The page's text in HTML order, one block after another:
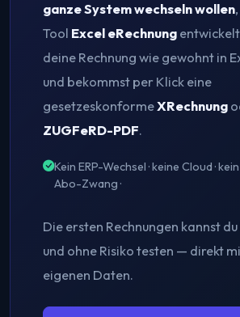
ganze System wechseln wollen
Tool Excel eRechnung
deine Rechnung wie gewohnt in
und bekommst per Klick eine
gesetzeskonformeXRechnung
ZUGFeRD-PDF.
Kein ERP-Wechsel · keine Cloud · kein
Abo-Zwang ·
Die ersten Rechnungen kannst
und ohne Risiko testen — direkt
eigenen Daten.